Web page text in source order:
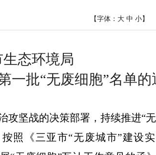
【字体： 大 中 小】
态环境局
一批“无废细胞”名单的
攻坚战的决策部署，持续推进“
照 《三亚市“无废城市”建设